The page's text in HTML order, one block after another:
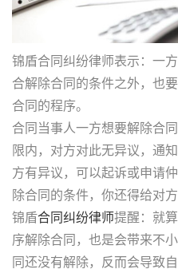
锦盾合同纠纷律师表示：一
合解除合同的条件之外，也
合同的程序。
合同当事人一方想要解除合
限内，对方对此无异议，通
方有异议，可以起诉或申请
除合同的条件，你还得给对方
锦盾合同纠纷律师提醒：就
序解除合同，也是会带来不
同还没有解除，反而会导致